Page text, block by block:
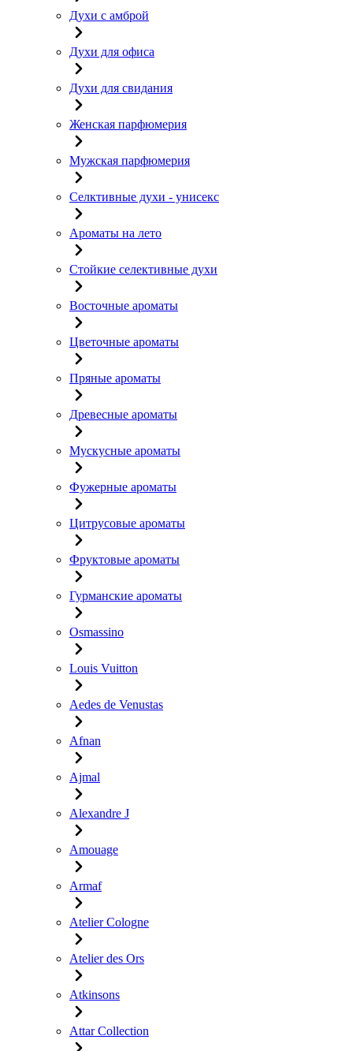
Духи с амброй
Духи для офиса
Духи для свидания
Женская парфюмерия
Мужская парфюмерия
Селктивные духи - унисекс
Ароматы на лето
Стойкие селективные духи
Восточные ароматы
Цветочные ароматы
Пряные ароматы
Древесные ароматы
Мускусные ароматы
Фужерные ароматы
Цитрусовые ароматы
Фруктовые ароматы
Гурманские ароматы
Osmassino
Louis Vuitton
Aedes de Venustas
Afnan
Ajmal
Alexandre J
Amouage
Armaf
Atelier Cologne
Atelier des Ors
Atkinsons
Attar Collection